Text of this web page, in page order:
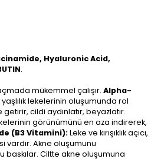
Hyaluronic Acid,
.
mükemmel çalışır.Alpha-
lekelerinin oluşumunda rol
cildi aydınlatır, beyazlatır.
görünümünü en aza indirerek,
(B3 Vitamini):Leke ve kırışıklık açıcı,
vardır. Akne oluşumunu
baskılar. Ciltte akne oluşumuna